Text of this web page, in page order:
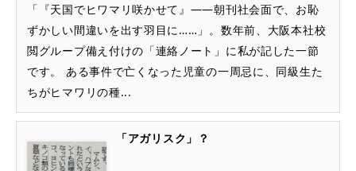
「『天国でヒワマリ咲かせて』――朝刊社会面で、お恥
ずかしい間違いを出す羽目に……」。数年前、大阪本社校
閲グループ備え付けの「連絡ノート」に私が記した一節
です。 ある事件で亡くなった児童の一周忌に、同級生た
ちがヒマワリの種...
「アガリスク」？